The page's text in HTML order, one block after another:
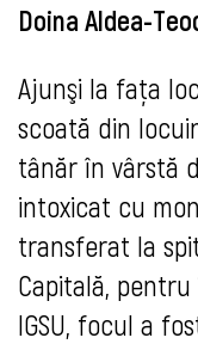
Doina Aldea-
Ajunşi la faţa
scoată din
tânăr în vârstă
intoxicat cu
transferat la
Capitală,
IGSU, focul a